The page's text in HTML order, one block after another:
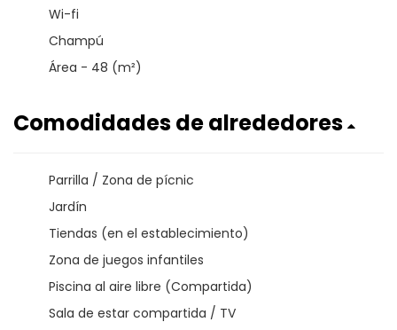
Wi-fi
Champú
Área - 48 (m²)
Comodidades de alrededores
Parrilla / Zona de pícnic
Jardín
Tiendas (en el establecimiento)
Zona de juegos infantiles
Piscina al aire libre (Compartida)
Sala de estar compartida / TV